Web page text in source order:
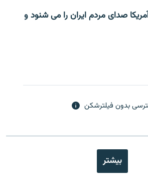
صدای مردم ایران را می شنود و
بدون فیلترشکن
بیشتر